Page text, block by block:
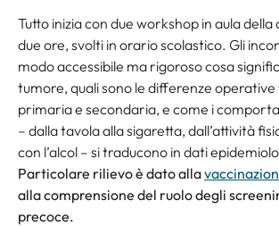
Tutto inizia con due workshop in aula
due ore, svolti in orario scolastico. Gli
modo accessibile ma rigoroso cosa
tumore, quali sono le differenze
primaria e secondaria, e come i
– dalla tavola alla sigaretta, dall’attività
con l’alcol – si traducono in dati
Particolare rilievo è dato alla
alla comprensione del ruolo degli
precoce.